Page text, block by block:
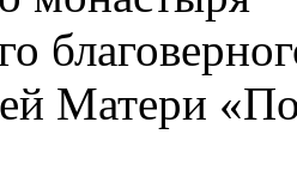
Матери